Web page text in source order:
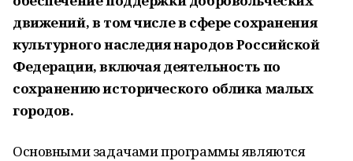
движений, в том числе в сфере сохранения
культурного наследия народов Российской
Федерации, включая деятельность по
сохранению исторического облика малых
городов.
Основными задачами программы являются